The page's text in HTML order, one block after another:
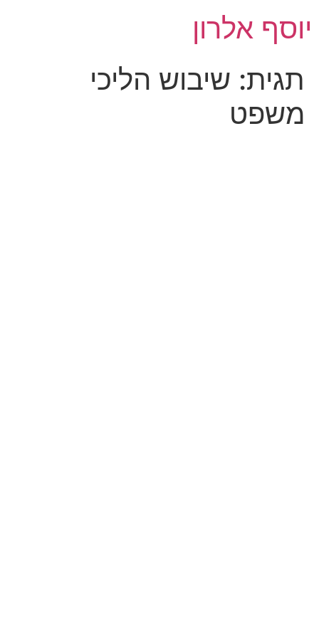
לתוכן
יוסף אלרון
תגית: שיבוש הליכי
משפט